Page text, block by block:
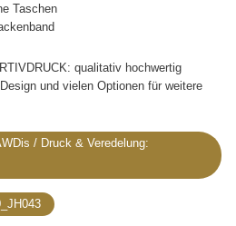
Taschen
qualitativ hochwertig
und vielen Optionen für weitere